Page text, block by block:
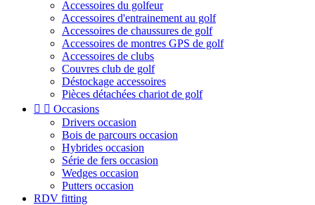
Accessoires du golfeur
Accessoires d'entrainement au golf
Accessoires de chaussures de golf
Accessoires de montres GPS de golf
Accessoires de clubs
Couvres club de golf
Déstockage accessoires
Pièces détachées chariot de golf
  Occasions
Drivers occasion
Bois de parcours occasion
Hybrides occasion
Série de fers occasion
Wedges occasion
Putters occasion
RDV fitting